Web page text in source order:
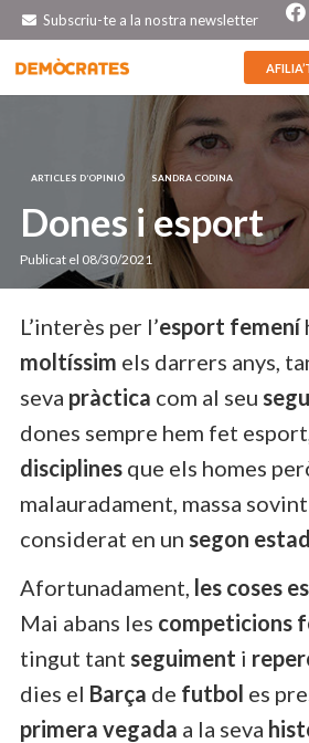
Subscriu-te a la nostra newsletter
ARTICLES D’OPINIÓ SANDRA CODINA
Dones i esport
Publicat el 08/30/2021
L’interès per l’esport femení
moltíssim els darrers anys,
seva pràctica com al seu
dones sempre hem fet
disciplines que els homes
malauradament, massa sovint
considerat en un segon
Afortunadament, les coses
Mai abans les competicions
tingut tant seguiment i
dies el Barça de futbol es
primera vegada a la seva